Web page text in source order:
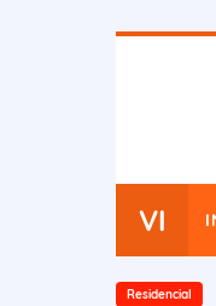
VI
Residencial